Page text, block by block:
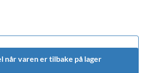
når varen er tilbake på lager